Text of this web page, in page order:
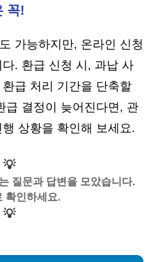
꼭!
가능하지만, 온라인 신청
. 환급 신청 시, 과납 사
급 처리 기간을 단축할
급 결정이 늦어진다면, 관
상황을 확인해 보세요.
💡
질문과 답변을 모았습니다.
확인하세요.
💡